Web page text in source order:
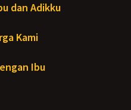
dan Adikku
Kami
Ibu